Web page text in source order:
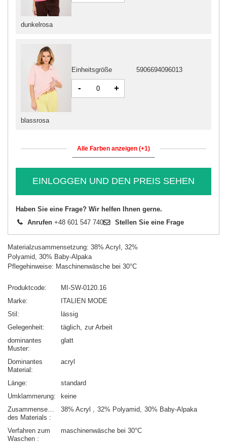
dunkelrosa
blassrosa
Einheitsgröße 5906694096013
- +
Alle Farben anzeigen (+1)
EINLOGGEN UND DEN PREIS SEHEN
Haben Sie eine Frage? Wir helfen Ihnen gerne.
Anrufen +48 601 547 740 Stellen Sie eine Frage
Materialzusammensetzung: 38% Acryl, 32%
Polyamid, 30% Baby-Alpaka
Pflegehinweise: Maschinenwäsche bei 30°C
Produktcode
MI-SW-0120.16
Marke
ITALIEN MODE
Stil
lässig
Gelegenheit
täglich zur Arbeit
dominantes
Muster
glatt
Dominantes
Material
acryl
Länge
standard
Umklammerung
keine
Zusammensetzung
des Materials
38% Acryl 32% Polyamid 30% Baby-Alpaka
Verfahren zum
Waschen
maschinenwäsche bei 30°C